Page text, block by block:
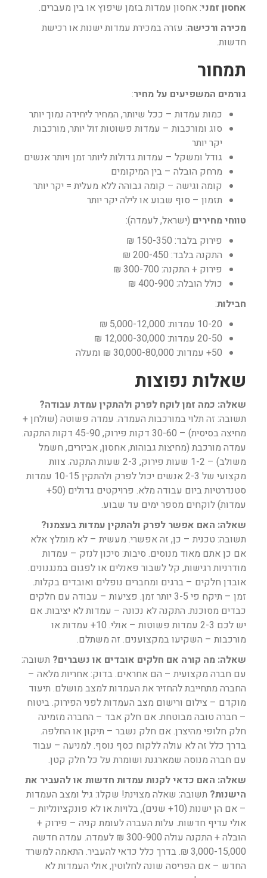
אחסון זמני: אחסון עמדות בזמן שיפוץ או בין מעברים.
מכירה ורכישה: עזרה במכירת עמדות ישנות או רכישת
חדשות.
תמחור
גורמים המשפיעים על מחיר:
כמות עמדות – ככל שיותר, המחיר ליחידה נמוך יותר
סוג ומורכבות – עמדות פשוטות זול יותר, מורכבות
יקר יותר
גודל ומשקל – עמדות גדולות ליותר זמן ויותר אנשים
מרחק הובלה – בין המיקומים
קומה וגישה – קומה גבוהה ללא מעלית = יקר יותר
תזמון – סוף שבוע או לילה יקר יותר
טווחי מחירים (ישראל, לעמדה):
פירוק בלבד: 150-350 ₪
התקנה בלבד: 200-450 ₪
פירוק + התקנה: 300-700 ₪
כולל הובלה: 400-900 ₪
חבילות:
10-20 עמדות: 5,000-12,000 ₪
20-50 עמדות: 12,000-30,000 ₪
50+ עמדות: 30,000-80,000 ₪ ומעלה
שאלות נפוצות
שאלה: כמה זמן לוקח לפרק ולהתקין עמדת עבודה?
תשובה: זה תלוי במורכבות העמדה. עמדה פשוטה (שולחן +
מחיצה בסיסית) – 30-60 דקות פירוק, 45-90 דקות התקנה.
עמדה מורכבת (מחיצות גבוהות, אחסון, אביזרים, חשמל
משולב) – 1-2 שעות פירוק, 2-3 שעות התקנה. צוות
מקצועי של 2-3 אנשים יכול לפרק ולהתקין 10-15 עמדות
סטנדרטיות ביום עבודה מלא. פרויקטים גדולים (50+
עמדות) לוקחים מספר ימים עד שבוע.
שאלה: האם אפשר לפרק ולהתקין עמדות בעצמנו?
תשובה: טכנית – כן, זה אפשרי. מעשית – לא מומלץ אלא
אם כן אתם מאוד מנוסים. סיבות: סיכון לנזק – עמדות
מודרניות רגישות, קל לשבור פאנלים או לפגום במנגנונים.
אובדן חלקים – ברגים ומחברים נופלים ואובדים בקלות.
זמן – תיקח פי 3-5 יותר זמן. פציעות – עבודה עם חלקים
כבדים מסוכנת. התקנה לא נכונה – עמדות לא יציבות. אם
יש לכם 2-3 עמדות פשוטות – אולי. 10+ עמדות או
מורכבות – השקיעו במקצוענים. זה משתלם.
שאלה: מה קורה אם חלקים אובדים או נשברים? תשובה:
עם חברה מקצועית – הם אחראים. בדוק: אחריות מלאה –
החברה מתחייבת להחזיר את העמדות למצב מושלם. תיעוד
מוקדם – צילום ורישום מצב העמדות לפני הפירוק. ביטוח
– חברה טובה מבוטחת. אם חלק אבד – החברה מזמינה
חלק חלופי מהיצרן. אם חלק נשבר – תיקון או החלפה.
בדרך כלל זה לא עולה ללקוח כסף נוסף. למניעה – עבוד
עם חברה מנוסה שמארגנת ושומרת על כל חלק קטן.
שאלה: האם כדאי לקנות עמדות חדשות או להעביר את
הישנות? תשובה: שאלה מצוינת! שקלו: גיל ומצב העמדות
– אם הן ישנות (10+ שנים), בלויות או לא פונקציונליות –
אולי עדיף חדשות. עלות העברה לעומת קניה – פירוק +
הובלה + התקנה עולה 300-900 ₪ לעמדה. עמדה חדשה
3,000-15,000 ₪. בדרך כלל כדאי להעביר. התאמה למשרד
החדש – אם הפריסה שונה לחלוטין, אולי העמדות לא